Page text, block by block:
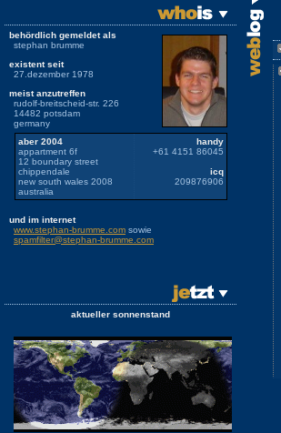
behördlich gemeldet als
stephan brumme
existent seit
27.dezember 1978
meist anzutreffen
rudolf-breitscheid-str. 226
14482 potsdam
germany
aber 2004
appartment 6f
12 boundary street
chippendale
new south wales 2008
australia
handy
+61 4151 86045
icq
209876906
und im internet
www.stephan-brumme.com sowie
spamfilter@stephan-brumme.com
aktueller sonnenstand